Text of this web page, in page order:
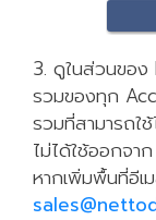
3. ดูในส่วนของ
รวมของทุก
รวมที่สามารถใ
ไม่ได้ใช้ออกจา
หากเพิ่มพื้นที่อีเ